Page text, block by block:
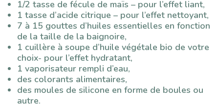
1/2 tasse de fécule de maïs – pour l’effet liant,
1 tasse d’acide citrique – pour l’effet nettoyant,
7 à 15 gouttes d’huiles essentielles en fonction
de la taille de la baignoire,
1 cuillère à soupe d’huile végétale bio de votre
choix- pour l’effet hydratant,
1 vaporisateur rempli d’eau,
des colorants alimentaires,
des moules de silicone en forme de boules ou
autre.